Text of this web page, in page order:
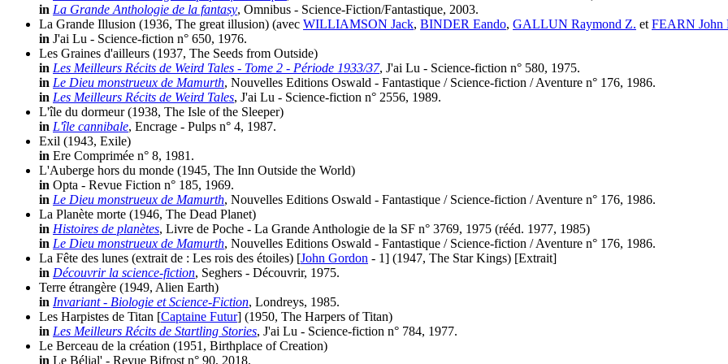
in La Grande Anthologie de la fantasy, Omnibus - Science-Fiction/Fantastique, 2003.
La Grande Illusion (1936, The great illusion) (avec WILLIAMSON Jack, BINDER Eando, GALLUN Raymond Z. et FEARN John
in J'ai Lu - Science-fiction n° 650, 1976.
Les Graines d'ailleurs (1937, The Seeds from Outside)
in Les Meilleurs Récits de Weird Tales - Tome 2 - Période 1933/37, J'ai Lu - Science-fiction n° 580, 1975.
in Le Dieu monstrueux de Mamurth, Nouvelles Editions Oswald - Fantastique / Science-fiction / Aventure n° 176, 1986.
in Les Meilleurs Récits de Weird Tales, J'ai Lu - Science-fiction n° 2556, 1989.
L'île du dormeur (1938, The Isle of the Sleeper)
in L'île cannibale, Encrage - Pulps n° 4, 1987.
Exil (1943, Exile)
in Ere Comprimée n° 8, 1981.
L'Auberge hors du monde (1945, The Inn Outside the World)
in Opta - Revue Fiction n° 185, 1969.
in Le Dieu monstrueux de Mamurth, Nouvelles Editions Oswald - Fantastique / Science-fiction / Aventure n° 176, 1986.
La Planète morte (1946, The Dead Planet)
in Histoires de planètes, Livre de Poche - La Grande Anthologie de la SF n° 3769, 1975 (rééd. 1977, 1985)
in Le Dieu monstrueux de Mamurth, Nouvelles Editions Oswald - Fantastique / Science-fiction / Aventure n° 176, 1986.
La Fête des lunes (extrait de : Les rois des étoiles) [John Gordon - 1] (1947, The Star Kings) [Extrait]
in Découvrir la science-fiction, Seghers - Découvrir, 1975.
Terre étrangère (1949, Alien Earth)
in Invariant - Biologie et Science-Fiction, Londreys, 1985.
Les Harpistes de Titan [Captaine Futur] (1950, The Harpers of Titan)
in Les Meilleurs Récits de Startling Stories, J'ai Lu - Science-fiction n° 784, 1977.
Le Berceau de la création (1951, Birthplace of Creation)
in Le Bélial' - Revue Bifrost n° 90, 2018.